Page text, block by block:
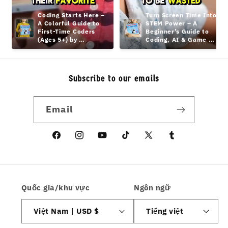
Coding Starts Here –
A Colorful Guide to
First-Time Coders
(Ages 5+) by
hamcodes
Turn Screen Time Into
STEM Power – A
Beginner’s Guide to
Coding, AI & Game
Design Teens
Subscribe to our emails
Email
FacebookInstagramYouTubeTikTokX
Tumblr
Quốc gia/khu vực
Việt Nam | USD $
Ngôn ngữ
Tiếng việt